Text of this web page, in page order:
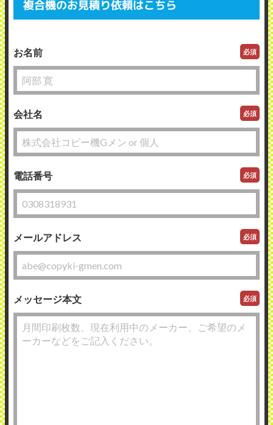
複合機のお見積り依頼はこちら
お名前 必須
会社名 必須
電話番号 必須
メールアドレス 必須
メッセージ本文 必須